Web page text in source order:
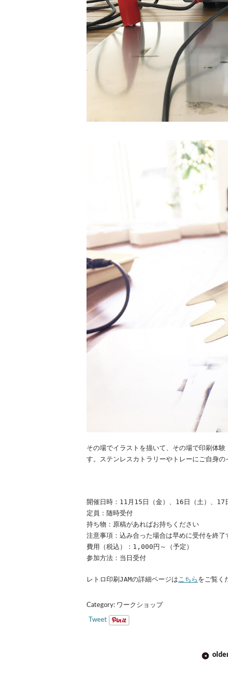
その場でイラストを描いて、その場で印刷体
す。ステンレスカトラリーやトレーにご自身
開催日時：11月15日（金）、16日（土）、17
定員：随時受付
持ち物：原稿があればお持ちください
注意事項：込み合った場合は早めに受付を終了
費用（税込）：1,000円～（予定）
参加方法：当日受付
レトロ印刷JAMの詳細ページはこちら をご覧く
Category: ワークショップ
Tweet